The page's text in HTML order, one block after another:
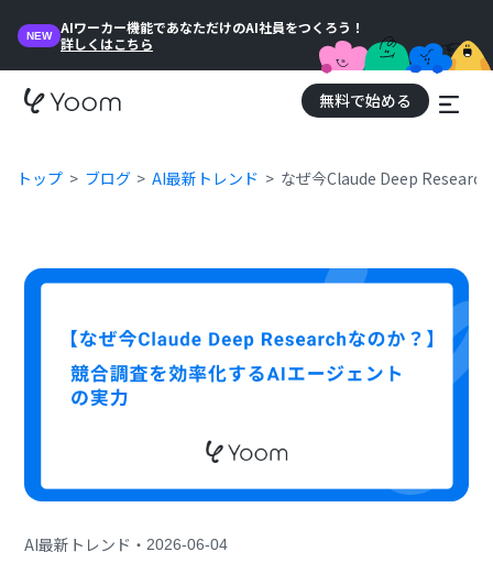
NEW
AIワーカー機能であなただけのAI社員をつくろう！
詳しくはこちら
無料で始める
トップ ブログ AI最新トレンド なぜ今Claude Deep
AI最新トレンド ・2026-06-04